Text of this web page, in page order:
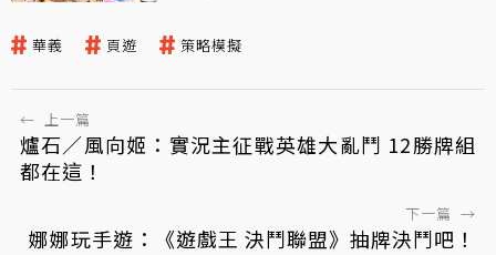
華義 頁遊 策略模擬
← 上一篇
爐石／風向姬：實況主征戰英雄大亂鬥 12勝牌組
都在這！
下一篇 →
娜娜玩手遊：《遊戲王 決鬥聯盟》抽牌決鬥吧！